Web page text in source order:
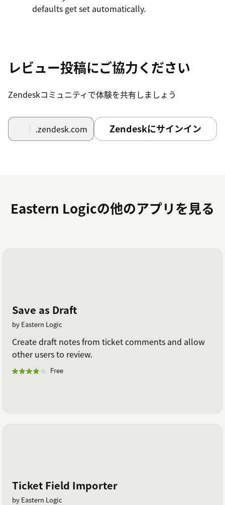
defaults get set automatically.
レビュー投稿にご協力ください
Zendeskコミュニティで体験を共有しましょう
.zendesk.com Zendeskにサインイン
Eastern Logicの他のアプリを見る
Save as Draft
by Eastern Logic
Create draft notes from ticket comments and allow
other users to review.
Free
Ticket Field Importer
by Eastern Logic